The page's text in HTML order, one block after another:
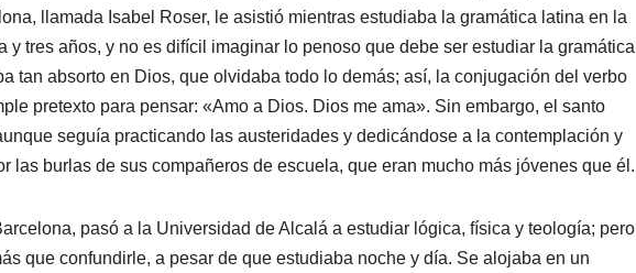
llamada Isabel Roser, le asistió mientras estudiaba la gramática latina en la
y tres años, y no es difícil imaginar lo penoso que debe ser estudiar la gramática
tan absorto en Dios, que olvidaba todo lo demás; así, la conjugación del verbo
pretexto para pensar: «Amo a Dios. Dios me ama». Sin embargo, el santo
seguía practicando las austeridades y dedicándose a la contemplación y
las burlas de sus compañeros de escuela, que eran mucho más jóvenes que él.
pasó a la Universidad de Alcalá a estudiar lógica, física y teología; pero
que confundirle, a pesar de que estudiaba noche y día. Se alojaba en un